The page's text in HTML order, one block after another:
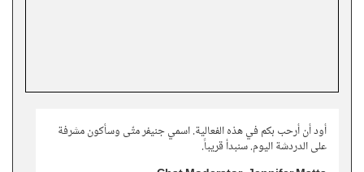
أود أن أرحب بكم في هذه الفعالية. اسمي جنيفر متّى وسأكون مشرفة
على الدردشة اليوم. سنبدأ قريباً.